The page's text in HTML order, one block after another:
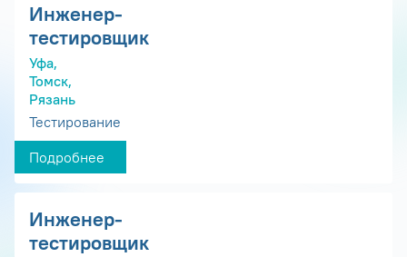
Инженер-
тестировщик
Уфа,
Томск,
Рязань
Тестирование
Подробнее
Инженер-
тестировщик